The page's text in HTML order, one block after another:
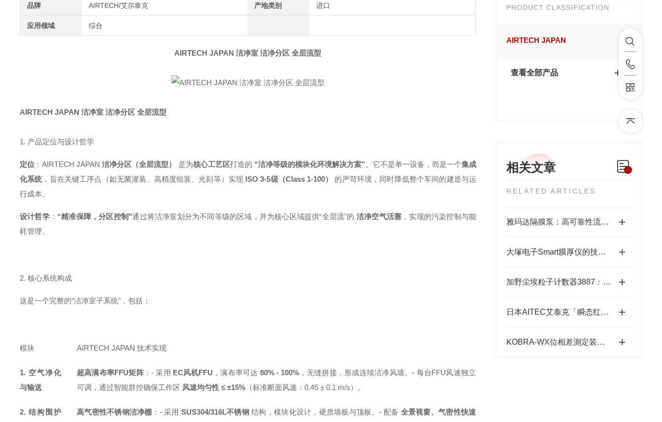
PRODUCT CLASSIFICATION
AIRTECH JAPAN
查看全部产品
相关文章
RELATED ARTICLES
雅玛达隔膜泵：高可靠性流体输送的工业优选
大塚电子Smart膜厚仪的技术特点与应用优势
加野尘埃粒子计数器3887：洁净环境监测的“眼睛”
日本AITEC艾泰克「瞬态红外脉冲加热模块」总代理
KOBRA-WX位相差測定装置：高精度光学相位测量的关键技术解析
品牌 AIRTECH/艾尔泰克 产地类别 进口
应用领域 综合
AIRTECH JAPAN 洁净室 洁净分区 全层流型
AIRTECH JAPAN 洁净室 洁净分区 全层流型
1. 产品定位与设计哲学
定位 ：AIRTECH JAPAN洁净分区（全层流型） 是为核心工艺区打造的 “洁净等级的模块化环境解决方案" 。它不是单一设备，而是一个集成
化系统，旨在关键工序点（如无菌灌装、高精度组装、光刻等）实现 ISO 3-5级（Class 1-100）
的严苛环境，同时降低整个车间的建造与运
行成本。
设计哲学： “精准保障，分区控制"通过将洁净室划分为不同等级的区域，并为核心区域提供“全层流"的 洁净空气活塞 ，实现的污染控制与能
耗管理。
2. 核心系统构成
这是一个完整的“洁净室子系统"，包括：
模块 AIRTECH JAPAN 技术实现
1. 空气净化
与输送
超高满布率FFU矩阵：- 采用 EC风机FFU ，满布率可达 80% - 100% ，无缝拼接，形成连续洁净风墙。- 每台FFU风速独立
可调，通过智能群控确保工作区 风速均匀性 ≤ ±15% （标准断面风速：0.45 ± 0.1 m/s）。
2. 结构围护
高气密性不锈钢洁净棚 ： - 采用 SUS304/316L不锈钢结构，模块化设计，硬质墙板与顶板。 - 配备 全景视窗、气密性快速